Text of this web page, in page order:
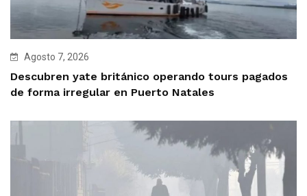
Agosto 7, 2026
Descubren yate británico operando tours pagados
de forma irregular en Puerto Natales